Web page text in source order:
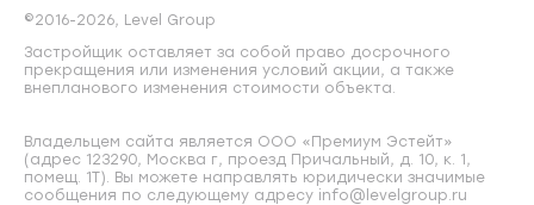
©2016-2026, Level Group
Застройщик оставляет за собой право досрочного
прекращения или изменения условий акции, а также
внепланового изменения стоимости объекта.
Владельцем сайта является ООО «Премиум Эстейт»
(адрес 123290, Москва г, проезд Причальный, д. 10, к. 1,
помещ. 1Т). Вы можете направлять юридически значимые
сообщения по следующему адресу info@levelgroup.ru